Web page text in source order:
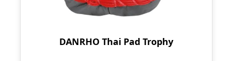
DANRHO Thai Pad Trophy